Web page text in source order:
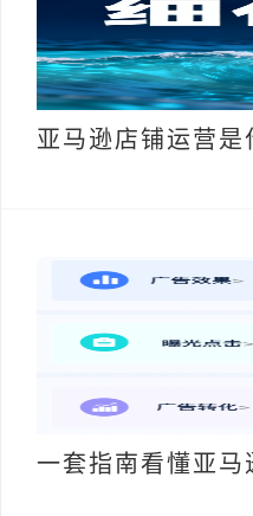
亚马逊店铺运营
一套指南看懂亚